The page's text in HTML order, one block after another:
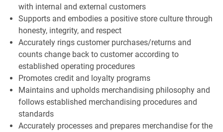
with internal and external customers
Supports and embodies a positive store culture through
honesty, integrity, and respect
Accurately rings customer purchases/returns and
counts change back to customer according to
established operating procedures
Promotes credit and loyalty programs
Maintains and upholds merchandising philosophy and
follows established merchandising procedures and
standards
Accurately processes and prepares merchandise for the